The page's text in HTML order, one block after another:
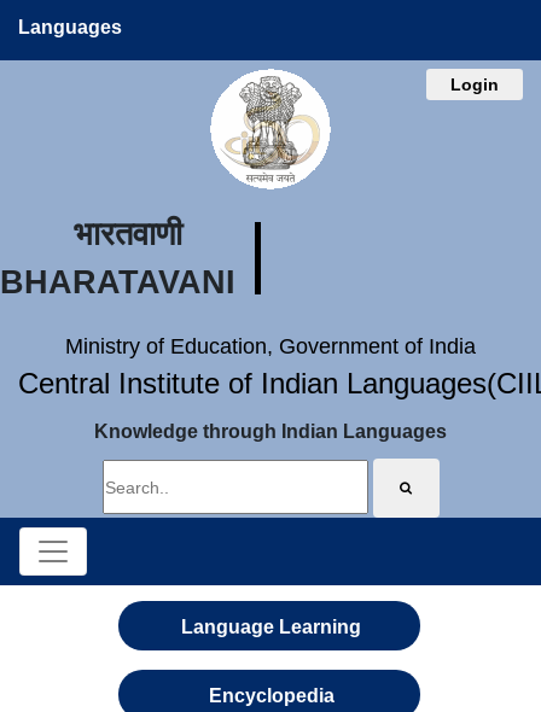
Languages
Login
भारतवाणी
BHARATAVANI
Ministry of Education, Government of India
Central Institute of Indian
Knowledge through Indian Languages
Language Learning
Encyclopedia